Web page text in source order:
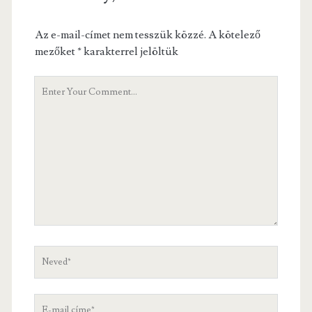
Az e-mail-címet nem tesszük közzé. A kötelező
mezőket*karakterrel jelöltük
Hozzászólás